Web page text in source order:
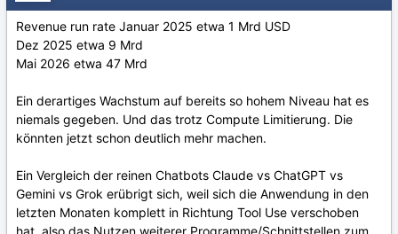
Revenue run rate Januar 2025 etwa 1 Mrd USD
Dez 2025 etwa 9 Mrd
Mai 2026 etwa 47 Mrd
Ein derartiges Wachstum auf bereits so hohem Niveau hat es
niemals gegeben. Und das trotz Compute Limitierung. Die
könnten jetzt schon deutlich mehr machen.
Ein Vergleich der reinen Chatbots Claude vs ChatGPT vs
Gemini vs Grok erübrigt sich, weil sich die Anwendung in den
letzten Monaten komplett in Richtung Tool Use verschoben
hat, also das Nutzen weiterer Programme/Schnittstellen zum